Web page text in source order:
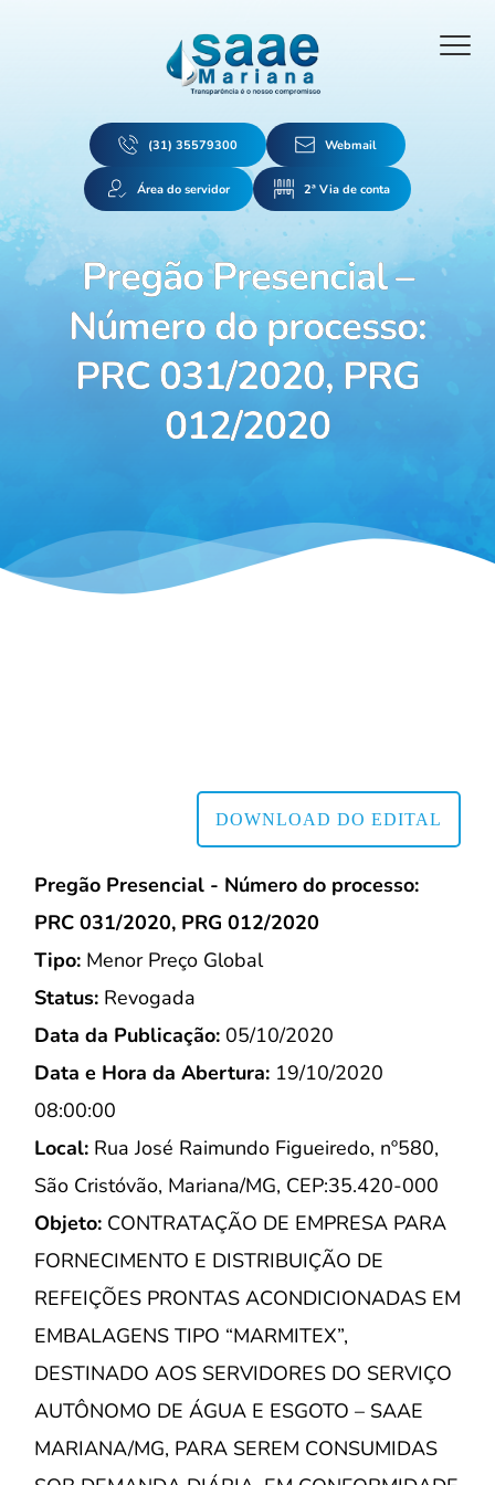
(31) 35579300 Webmail
Área do servidor 2ª Via de conta
Pregão Presencial –
Número do processo:
PRC 031/2020, PRG
012/2020
DOWNLOAD DO EDITAL
Pregão Presencial - Número do processo:
PRC 031/2020, PRG 012/2020
Tipo: Menor Preço Global
Status: Revogada
Data da Publicação: 05/10/2020
Data e Hora da Abertura: 19/10/2020
08:00:00
Local: Rua José Raimundo Figueiredo, nº580,
São Cristóvão, Mariana/MG, CEP:35.420-000
Objeto: CONTRATAÇÃO DE EMPRESA PARA
FORNECIMENTO E DISTRIBUIÇÃO DE
REFEIÇÕES PRONTAS ACONDICIONADAS EM
EMBALAGENS TIPO “MARMITEX”,
DESTINADO AOS SERVIDORES DO SERVIÇO
AUTÔNOMO DE ÁGUA E ESGOTO – SAAE
MARIANA/MG, PARA SEREM CONSUMIDAS